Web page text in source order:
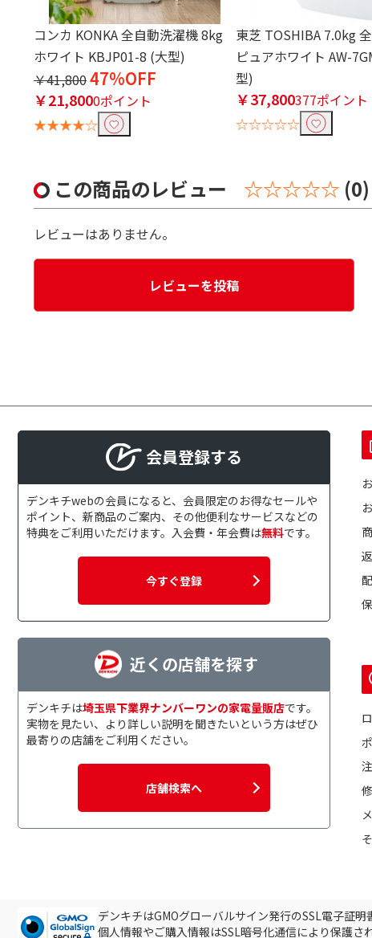
コンカ KONKA 全自動洗濯機 8kg
ホワイト KBJP01-8 (大型)
￥41,80047%OFF
￥21,8000ポイント
★★★★☆
東芝 TOSHIBA 7.0kg
ピュアホワイト AW-
型)
￥37,800377ポイント
☆☆☆☆☆
この商品のレビュー ☆☆☆☆☆ (0)
レビューはありません。
レビューを投稿
会員登録する
デンキチwebの会員になると、会員限定のお得なセールや
ポイント、新商品のご案内、その他便利なサービスなどの
特典をご利用いただけます。入会費・年会費は無料です。
今すぐ登録
近くの店舗を探す
デンキチは埼玉県下業界ナンバーワンの家電量販店です。
実物を見たい、より詳しい説明を聞きたいという方はぜひ
最寄りの店舗をご利用ください。
店舗検索へ
デンキチはGMOグローバルサイン発行のSSL電子証明
個人情報やご購入情報はSSL暗号化通信により保護され